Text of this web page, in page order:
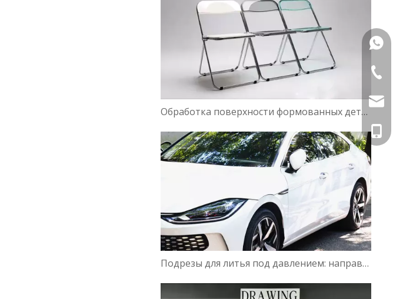
Обработка поверхности формованных деталей по SPI и VDI
Подрезы для литья под давлением: направляющие, подъемники или вставки?
+86-
+86-